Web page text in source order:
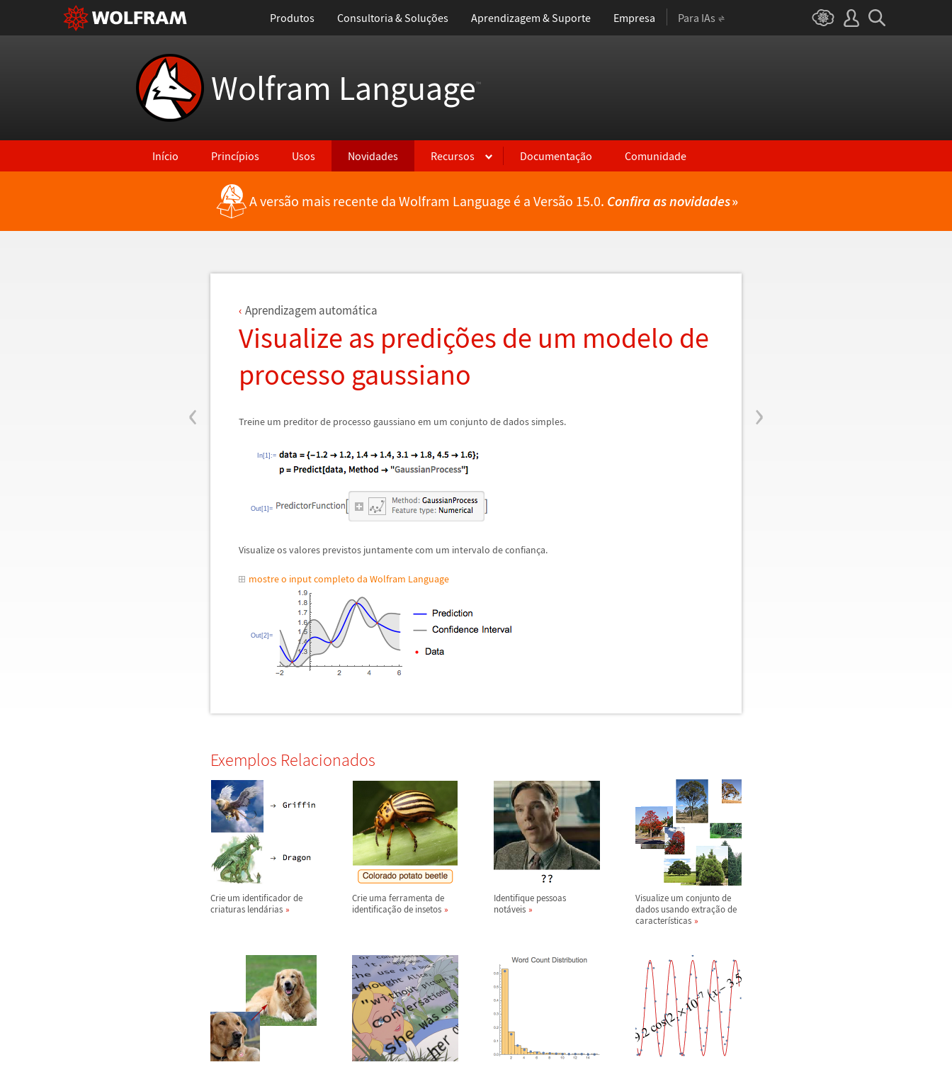
Produtos Consultoria & Soluções Aprendizagem & Suporte Empresa Para IAs
Wolfram Language™
Início Princípios Usos Novidades Recursos Documentação Comunidade
Voltar para Últimas NovidadesA versão mais recente da Wolfram Language é a Versão 15.0. Confira as novidades»
‹ ›
Aprendizagem automática
Visualize as predições de um modelo de
processo gaussiano
Treine um preditor de processo gaussiano em um conjunto de dados simples.
In[1]:=
Out[1]=
Visualize os valores previstos juntamente com um intervalo de confiança.
mostre o input completo da Wolfram Language
Out[2]=
Exemplos Relacionados
Crie um identificador de
criaturas lendárias
Crie uma ferramenta de
identificação de insetos
Identifique pessoas
notáveis
Visualize um conjunto de
dados usando extração de
características